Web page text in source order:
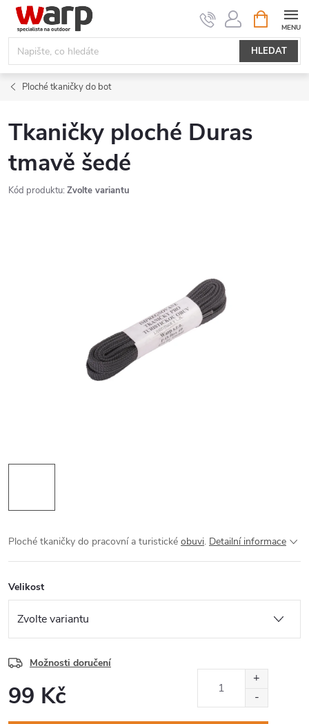
Přejít
obsah
HLEDAT
NÁKUPNÍ
KOŠÍK
Ploché tkaničky do bot
Tkaničky ploché Duras
tmavě šedé
Kód produktu: Zvolte variantu
Ploché tkaničky do pracovní a turistické obuvi. Detailní informace
Velikost
Možnosti doručení
99 Kč